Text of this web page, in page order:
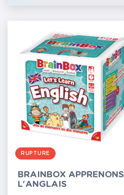
RUPTURE
BRAINBOX APPRENONS
L'ANGLAIS